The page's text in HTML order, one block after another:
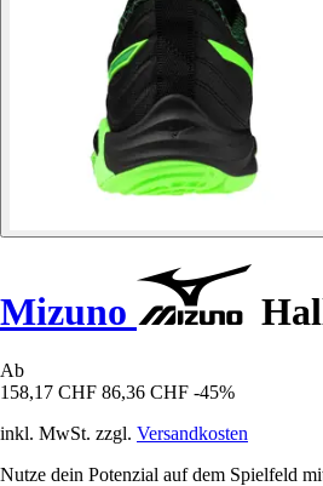
Mizuno
Ab
158,17 CHF 86,36 CHF -45%
inkl. MwSt. zzgl. Versandkosten
Nutze dein Potenzial auf dem Spielfeld